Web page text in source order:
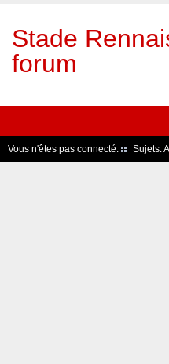
Stade
forum
Vous n'êtes pas connecté. Sujets: